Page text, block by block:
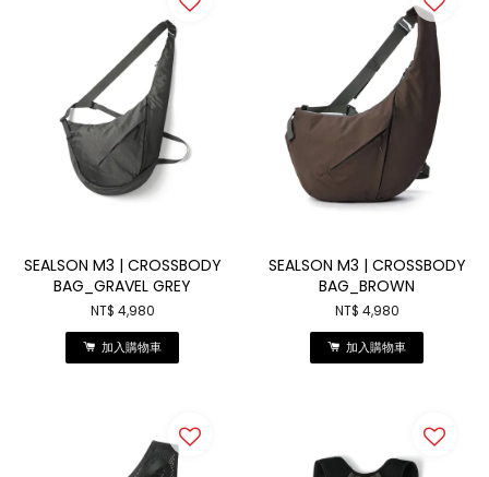
SEALSON M3 | CROSSBODY
BAG_GRAVEL GREY
NT$ 4,980
加入購物車
SEALSON M3 | CROSSBODY
BAG_BROWN
NT$ 4,980
加入購物車